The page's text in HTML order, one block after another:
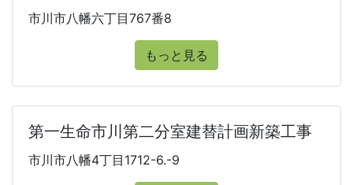
市川市八幡六丁目767番8
もっと見る
第一生命市川第二分室建替計画新築工事
市川市八幡4丁目1712-6.-9